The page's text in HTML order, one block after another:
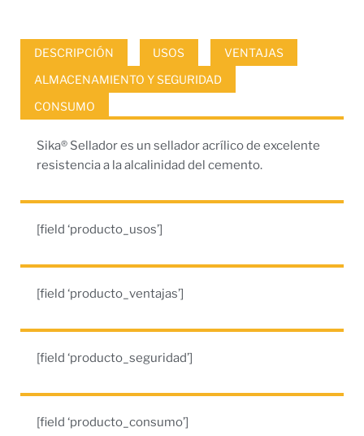
DESCRIPCIÓN USOS
VENTAJAS
ALMACENAMIENTO Y SEGURIDAD
CONSUMO
Sika® Sellador es un sellador acrílico de excelente
resistencia a la alcalinidad del cemento.
[field ‘producto_usos’]
[field ‘producto_ventajas’]
[field ‘producto_seguridad’]
[field ‘producto_consumo’]